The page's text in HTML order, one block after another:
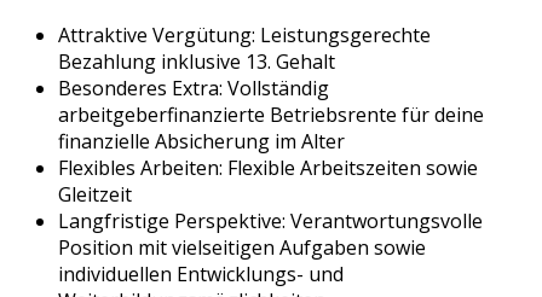
Attraktive Vergütung: Leistungsgerechte
Bezahlung inklusive 13. Gehalt
Besonderes Extra: Vollständig
arbeitgeberfinanzierte Betriebsrente für deine
finanzielle Absicherung im Alter
Flexibles Arbeiten: Flexible Arbeitszeiten sowie
Gleitzeit
Langfristige Perspektive: Verantwortungsvolle
Position mit vielseitigen Aufgaben sowie
individuellen Entwicklungs- und